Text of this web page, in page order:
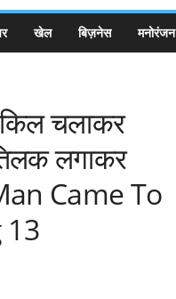
खेल बिज़नेस मनोरंजन
चलाकर
लगाकर
Came To
13